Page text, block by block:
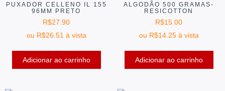
PUXADOR CELLENO IL 155
96MM PRETO
R$27.90
ou R$26.51 à vista
Adicionar ao carrinho
ALGODÃO 500 GRAMAS-
RESICOTTON
R$15.00
ou R$14.25 à vista
Adicionar ao carrinho